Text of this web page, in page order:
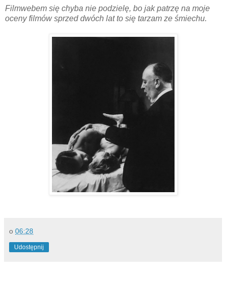
Filmwebem się chyba nie podzielę, bo jak patrzę na moje
oceny filmów sprzed dwóch lat to się tarzam ze śmiechu.
o 06:28
Udostępnij